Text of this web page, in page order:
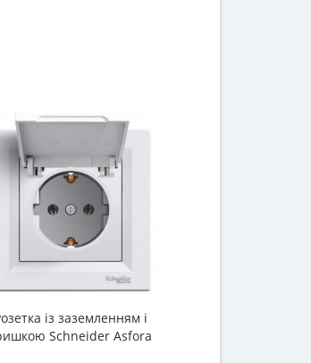
із заземленням і
Schneider Asfora